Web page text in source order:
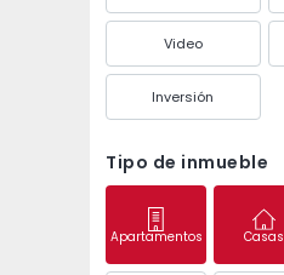
Video
Inversión
Tipo de inmueble
Apartamentos Casas